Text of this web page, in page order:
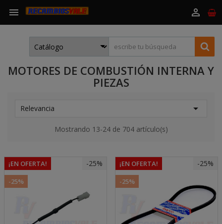
 
MOTORES DE COMBUSTIÓN INTERNA Y
PIEZAS
Relevancia 
Mostrando 13-24 de 704 artículo(s)
-25%
¡EN OFERTA!
-25%
-25%
¡EN OFERTA!
-25%